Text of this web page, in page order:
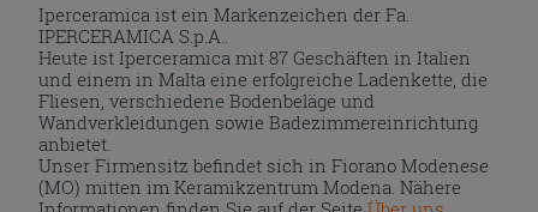
Iperceramica ist ein Markenzeichen der Fa.
IPERCERAMICA S.p.A..
Heute ist Iperceramica mit 87 Geschäften in Italien
und einem in Malta eine erfolgreiche Ladenkette, die
Fliesen, verschiedene Bodenbeläge und
Wandverkleidungen sowie Badezimmereinrichtung
anbietet.
Unser Firmensitz befindet sich in Fiorano Modenese
(MO) mitten im Keramikzentrum Modena. Nähere